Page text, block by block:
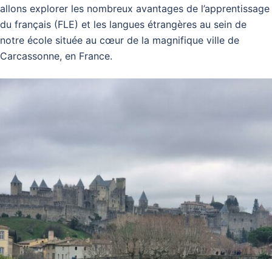
allons explorer les nombreux avantages de l’apprentissage
du français (FLE) et les langues étrangères au sein de
notre école située au cœur de la magnifique ville de
Carcassonne, en France.